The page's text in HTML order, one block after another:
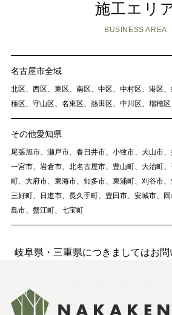
会社概要
沿革
よくある質問
求人情報
お電話でのお問い合わせ
TEL: 052-911-9345
お問い合わせ・カタログ請求
施工エリ
BUSINESS AREA
名古屋市全域
北区、西区、東区、南区、中区、中村区、港区
種区、守山区、名東区、熱田区、中川区、瑞穂区
その他愛知県
尾張旭市、瀬戸市、春日井市、小牧市、犬山市、
一宮市、岩倉市、北名古屋市、豊山町、大治町
町、大府市、東海市、知多市、東浦町、刈谷市、
三好町、日進市、長久手町、豊田市、安城市、
島市、蟹江町、七宝町
岐阜県・三重県につきましてはお問